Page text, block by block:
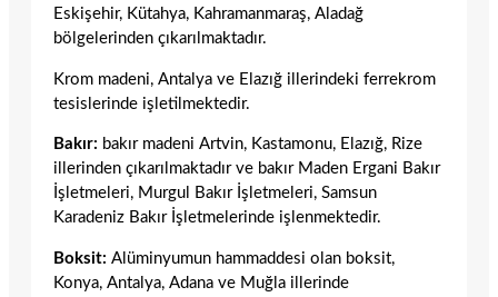
Eskişehir, Kütahya, Kahramanmaraş, Aladağ
bölgelerinden çıkarılmaktadır.
Krom madeni, Antalya ve Elazığ illerindeki ferrekrom
tesislerinde işletilmektedir.
Bakır: bakır madeni Artvin, Kastamonu, Elazığ, Rize
illerinden çıkarılmaktadır ve bakır Maden Ergani Bakır
İşletmeleri, Murgul Bakır İşletmeleri, Samsun
Karadeniz Bakır İşletmelerinde işlenmektedir.
Boksit: Alüminyumun hammaddesi olan boksit,
Konya, Antalya, Adana ve Muğla illerinde